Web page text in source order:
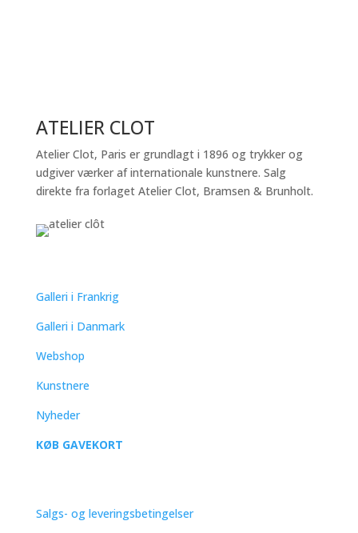
ATELIER CLOT
Atelier Clot, Paris er grundlagt i 1896 og trykker og
udgiver værker af internationale kunstnere. Salg
direkte fra forlaget Atelier Clot, Bramsen & Brunholt.
Galleri i Frankrig
Galleri i Danmark
Webshop
Kunstnere
Nyheder
KØB GAVEKORT
Salgs- og leveringsbetingelser